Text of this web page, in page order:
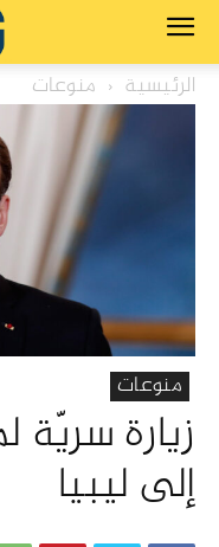
الرئيسية منوعات
منوعات
زيارة سريّة
إلى ليبيا